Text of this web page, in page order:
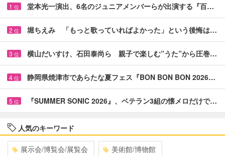
1 位 堂本光一演出、6名のジュニアメンバーらが出演する『百…
2 位 堀ちえみ 「もっと歌っていればよかった」という後悔は…
3 位 横山だいすけ、石田泰尚ら 親子で楽しむ”うた”から圧巻…
4 位 静岡県焼津市であらたな夏フェス『BON BON BON 2026…
5 位 『SUMMER SONIC 2026』、ベテラン3組の懐メロだけで…
人気のキーワード
展示会/博覧会/展覧会 美術館/博物館